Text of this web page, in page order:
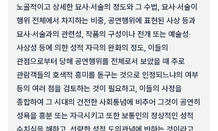
노골적이고 상세한 묘사·서술의 정도와 그 수법, 묘사·서술이
행위 전체에서 차지하는 비중, 공연행위에 표현된 사상 등과
묘사·서술과의 관련성, 작품의 구성이나 전개 또는 예술성·
사상성 등에 의한 성적 자극의 완화의 정도, 이들의
관점으로부터 당해 공연행위를 전체로서 보았을 때 주로
관람객들의 호색적 흥미를 돋구는 것으로 인정되느냐의 여부
등의 여러 점을 검토하는 것이 필요하고, 이들의 사정을
종합하여 그 시대의 건전한 사회통념에 비추어 그것이 공연히
성욕을 흥분 또는 자극시키고 또한 보통인의 정상적인 성적